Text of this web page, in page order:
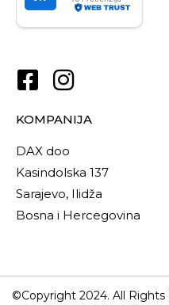
KOMPANIJA
DAX doo
Kasindolska 137
Sarajevo, Ilidža
Bosna i Hercegovina
©Copyright 2024. All Rights